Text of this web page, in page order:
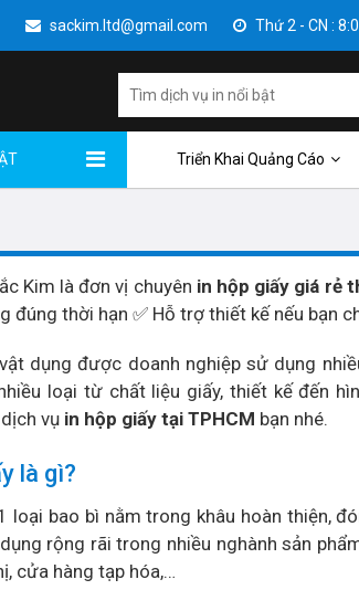
sackim.ltd@gmail.com Thứ 2 - CN :
Triển Khai Quảng Cáo
Kim là đơn vị chuyên in hộp giấy giá rẻ
đúng thời hạn ✅ Hỗ trợ thiết kế nếu bạn
dụng được doanh nghiệp sử dụng
loại từ chất liệu giấy, thiết kế đến
vụ in hộp giấy tại TPHCM bạn nhé.
là gì?
loại bao bì nằm trong khâu hoàn thiện,
rộng rãi trong nhiều nghành sản
cửa hàng tạp hóa,…